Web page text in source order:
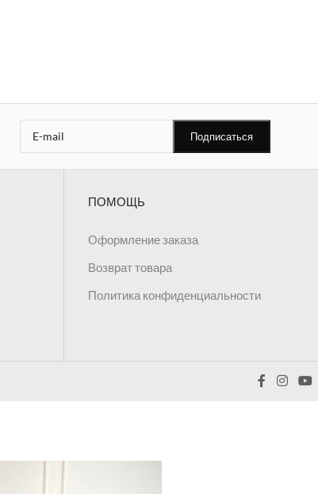
ПОМОЩЬ
Оформление заказа
Возврат товара
Политика конфиденциальности